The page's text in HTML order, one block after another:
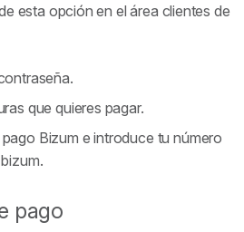
esta opción en el área clientes de
que quieres pagar.
Bizum e introduce tu número
pago